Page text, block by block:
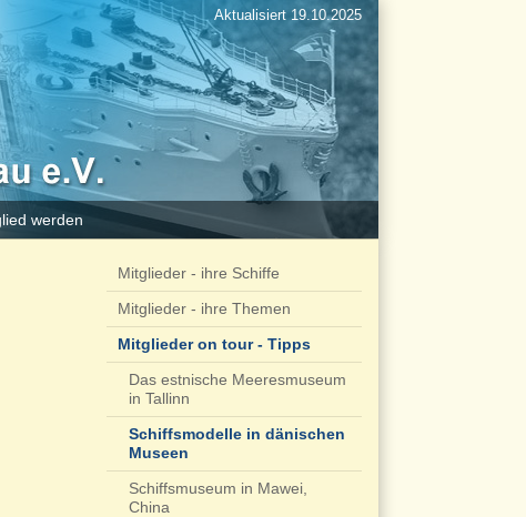
werden
Aktualisiert 19.10.2025
Mitglieder - ihre Schiffe
Mitglieder - ihre Themen
Mitglieder on tour - Tipps
Das estnische Meeresmuseum
in Tallinn
Schiffsmodelle in dänischen
Museen
Schiffsmuseum in Mawei,
China